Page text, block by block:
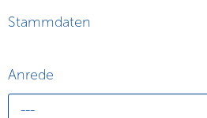
Stammdaten
Anrede
---